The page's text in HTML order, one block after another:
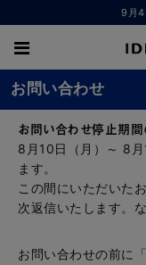
9月4
お問い合わせ
お問い合わせ停止期間
8月10日（月）～ 8
ます。
この間にいただいた
次返信いたします。
お問い合わせの前に「